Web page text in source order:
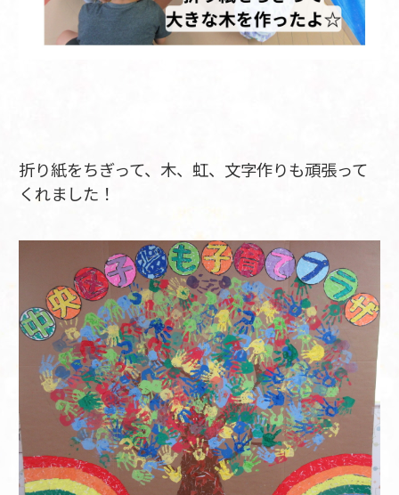
折り紙をちぎって、木、虹、文字作りも頑張って
くれました！